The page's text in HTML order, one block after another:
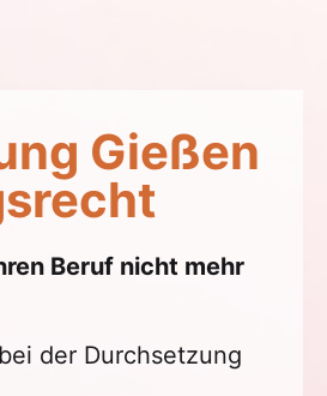
Gießen
Beruf nicht mehr
der Durchsetzung